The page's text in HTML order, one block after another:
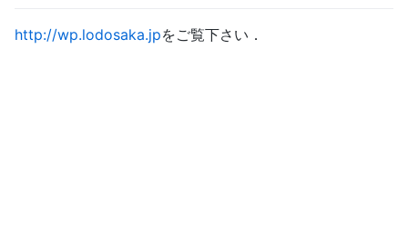
http://wp.lodosaka.jpをご覧下さい．